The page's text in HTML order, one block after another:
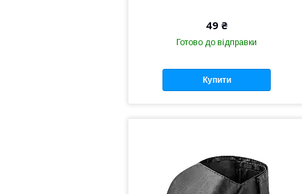
49 ₴
Готово до відправки
Купити